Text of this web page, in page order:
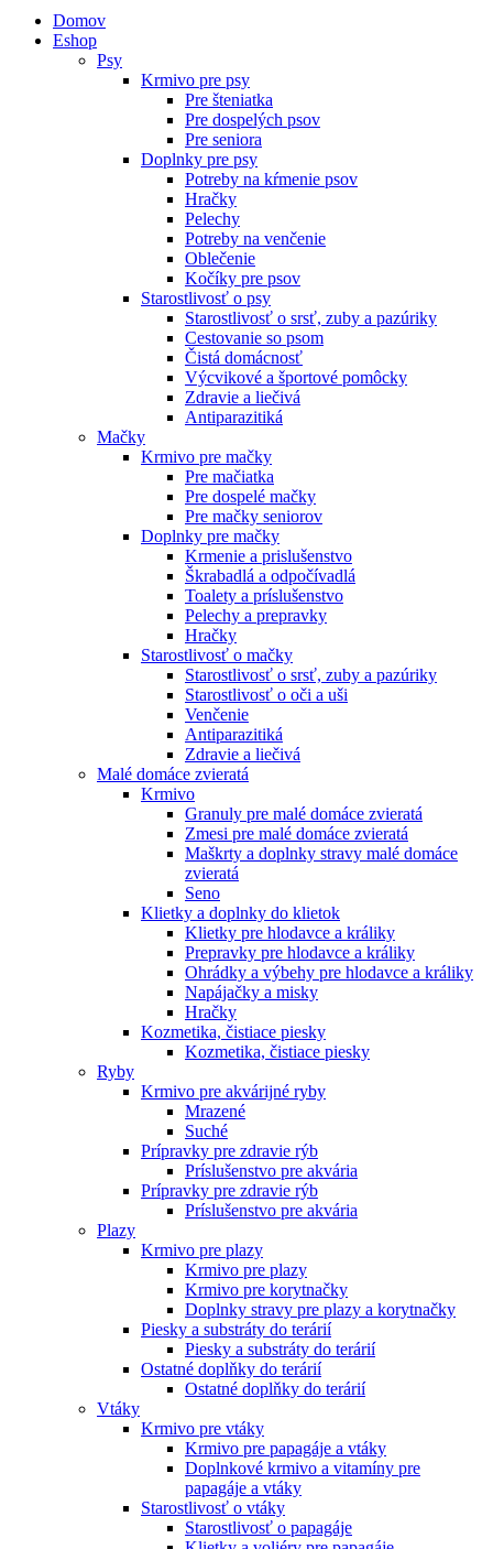
Domov
Eshop
Psy
Krmivo pre psy
Pre šteniatka
Pre dospelých psov
Pre seniora
Doplnky pre psy
Potreby na kŕmenie psov
Hračky
Pelechy
Potreby na venčenie
Oblečenie
Kočíky pre psov
Starostlivosť o psy
Starostlivosť o srsť, zuby a pazúriky
Cestovanie so psom
Čistá domácnosť
Výcvikové a športové pomôcky
Zdravie a liečivá
Antiparazitiká
Mačky
Krmivo pre mačky
Pre mačiatka
Pre dospelé mačky
Pre mačky seniorov
Doplnky pre mačky
Krmenie a prislušenstvo
Škrabadlá a odpočívadlá
Toalety а príslušenstvo
Pelechy a prepravky
Hračky
Starostlivosť o mačky
Starostlivosť o srsť, zuby a pazúriky
Starostlivosť o oči a uši
Venčenie
Antiparazitiká
Zdravie a liečivá
Malé domáce zvieratá
Krmivo
Granuly pre malé domáce zvieratá
Zmesi pre malé domáce zvieratá
Maškrty a doplnky stravy malé domáce
zvieratá
Seno
Klietky a doplnky do klietok
Klietky pre hlodavce a králiky
Prepravky pre hlodavce a králiky
Ohrádky a výbehy pre hlodavce a králiky
Napájačky a misky
Hračky
Kozmetika, čistiace piesky
Kozmetika, čistiace piesky
Ryby
Krmivo pre akvárijné ryby
Mrazené
Suché
Prípravky pre zdravie rýb
Príslušenstvo pre akvária
Prípravky pre zdravie rýb
Príslušenstvo pre akvária
Plazy
Krmivo pre plazy
Krmivo pre plazy
Krmivo pre korytnačky
Doplnky stravy pre plazy a korytnačky
Piesky a substráty do terárií
Piesky a substráty do terárií
Ostatné doplňky do terárií
Ostatné doplňky do terárií
Vtáky
Krmivo pre vtáky
Krmivo pre papagáje a vtáky
Doplnkové krmivo a vitamíny pre
papagáje a vtáky
Starostlivosť o vtáky
Starostlivosť o papagáje